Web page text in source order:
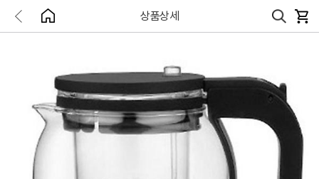
상품상세